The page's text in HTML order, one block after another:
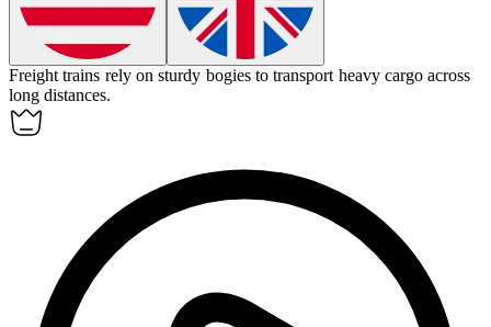
Freight trains rely on sturdy bogies to transport heavy cargo across
long distances.